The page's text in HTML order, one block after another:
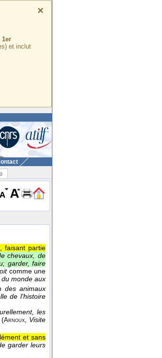
×
1er
et inclut
faisant partie
chevaux, de
garder, faire
comme une
monde aux
des animaux
de l'histoire
les
Arnoux
Visite
et sans
garder leurs